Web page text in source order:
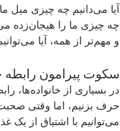
آیا می‌دانیم چه چیزی میل ما را برمی‌انگیزد؟
چه چیزی ما را هیجان‌زده می‌کند؟ چه چیزی ما را از لذت دور می‌کند؟
و مهم‌تر از همه، آیا می‌توانیم همه این‌ها را با شریک زندگی خود در میان بگذاریم؟
سکوت پیرامون
حرف بزنیم، اما وقتی صحبت از لذت جنسی می‌شود،
می‌توانیم با اشتیاق از